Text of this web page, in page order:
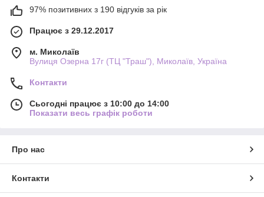
97% позитивних з 190 відгуків за рік
Працює з 29.12.2017
м. Миколаїв
Вулиця Озерна 17г (ТЦ "Траш"), Миколаїв, Україна
Контакти
Сьогодні працює з 10:00 до 14:00
Показати весь графік роботи
Про нас
Контакти